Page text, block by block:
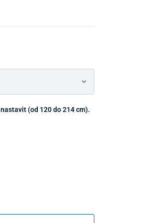
nastavit (od 120 do 214 cm).